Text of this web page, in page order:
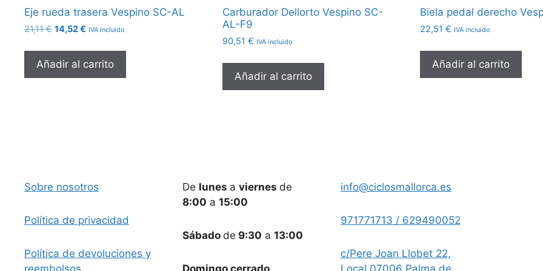
Eje rueda trasera Vespino SC-AL
21,11€ El
original
era:
21,11 €.
14,52€ El
actual
es:
14,52 €.
IVA incluido
Añadir al carrito
Carburador Dellorto Vespino SC-
AL-F9
90,51 € IVA incluido
Añadir al carrito
Biela pedal derecho
22,51€ IVA incluido
Añadir al carrito
Sobre nosotros
Política de privacidad
Política de devoluciones y
reembolsos
De lunes a viernes de
8:00 a 15:00
Sábado de 9:30 a 13:00
Domingo cerrado
info@ciclosmallorca.es
971771713 / 629490052
c/Pere Joan Llobet 22,
Local 07006 Palma de